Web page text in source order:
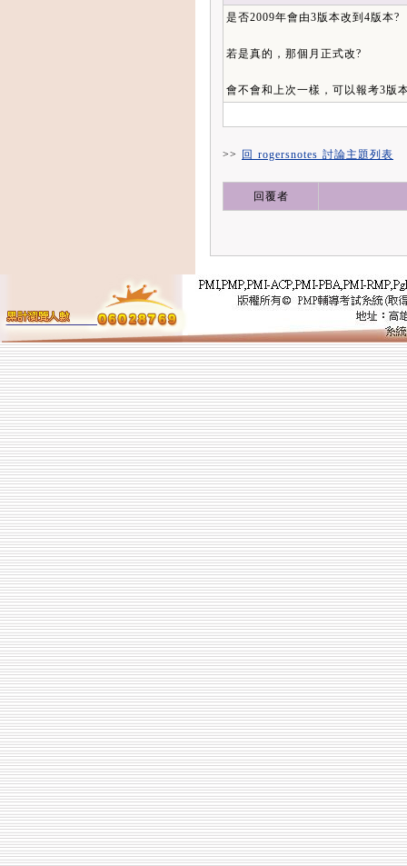
是否2009年會由3版本改到4版本?
若是真的，那個月正式改?
會不會和上次一樣，可以報考3版
>> 回 rogersnotes 討論主題列表
回覆者